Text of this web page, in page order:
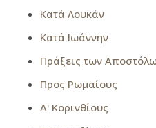
Κατά Λουκάν
Κατά Ιωάννην
Πράξεις των
Προς Ρωμαίους
Α' Κορινθίους